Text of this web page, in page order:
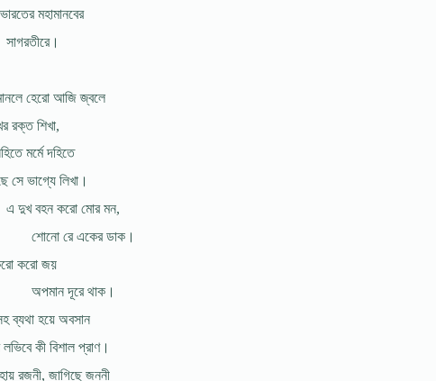
মহামানবের
সাগরতীরে।
হেরো আজি জ্বলে
রক্ত শিখা,
মর্মে দহিতে
সে ভাগ্যে লিখা।
এ দুখ বহন করো মোর মন,
শোনো রে একের ডাক।
করো জয়
অপমান দূরে থাক।
ব্যথা হয়ে অবসান
লভিবে কী বিশাল প্রাণ।
রজনী, জাগিছে জননী